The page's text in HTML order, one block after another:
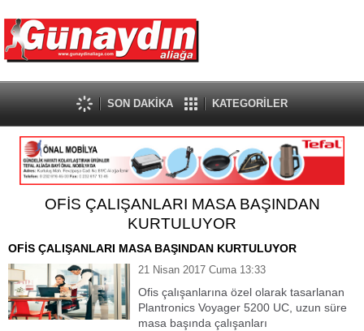
SON DAKİKA KATEGORİLER
OFİS ÇALIŞANLARI MASA BAŞINDAN
KURTULUYOR
OFİS ÇALIŞANLARI MASA BAŞINDAN KURTULUYOR
21 Nisan 2017 Cuma 13:33
Ofis çalışanlarına özel olarak tasarlanan
Plantronics Voyager 5200 UC, uzun süre
masa başında çalışanları